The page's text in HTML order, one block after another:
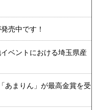
売中です！
ベントにおける埼玉県産
あまりん」が最高金賞を受